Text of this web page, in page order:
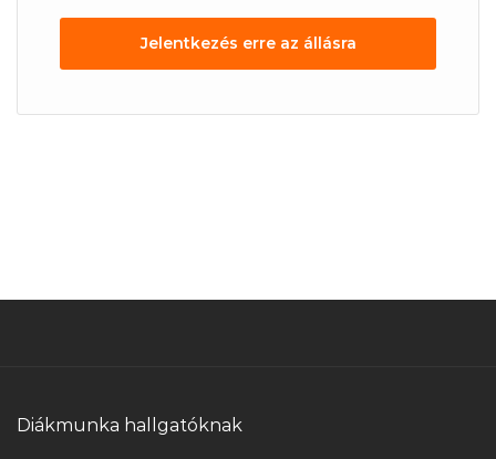
Jelentkezés erre az állásra
Diákmunka hallgatóknak